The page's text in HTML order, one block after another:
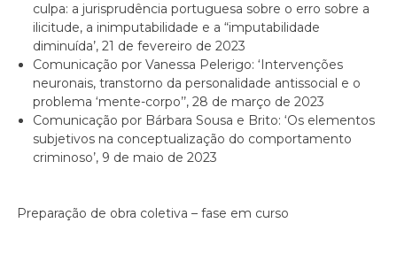
culpa: a jurisprudência portuguesa sobre o erro sobre a
ilicitude, a inimputabilidade e a “imputabilidade
diminuída’, 21 de fevereiro de 2023
Comunicação por Vanessa Pelerigo: ‘Intervenções
neuronais, transtorno da personalidade antissocial e o
problema ‘mente-corpo’’, 28 de março de 2023
Comunicação por Bárbara Sousa e Brito: ‘Os elementos
subjetivos na conceptualização do comportamento
criminoso’, 9 de maio de 2023
Preparação de obra coletiva – fase em curso